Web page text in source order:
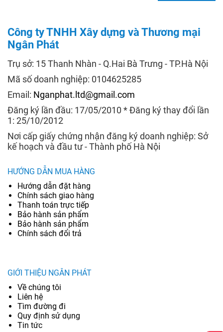
Công ty TNHH Xây dựng và Thương mại
Ngân Phát
Trụ sở: 15 Thanh Nhàn - Q.Hai Bà Trưng - TP.Hà Nội
Mã số doanh nghiệp: 0104625285
Email: Nganphat.ltd@gmail.com
Đăng ký lần đầu: 17/05/2010 * Đăng ký thay đổi lần
1: 25/10/2012
Nơi cấp giấy chứng nhận đăng ký doanh nghiệp: Sở
kế hoạch và đầu tư - Thành phố Hà Nội
HƯỚNG DẪN MUA HÀNG
Hướng dẫn đặt hàng
Chính sách giao hàng
Thanh toán trực tiếp
Bảo hành sản phẩm
Bảo hành sản phẩm
Chính sách đổi trả
GIỚI THIỆU NGÂN PHÁT
Về chúng tôi
Liên hệ
Tìm đường đi
Quy định sử dụng
Tin tức